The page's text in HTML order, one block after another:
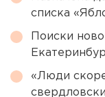
списка
Поиски
«Люди